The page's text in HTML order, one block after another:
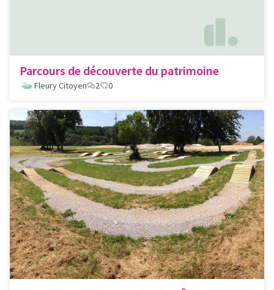
Parcours de découverte du patrimoine
Fleury Citoyen 2 0